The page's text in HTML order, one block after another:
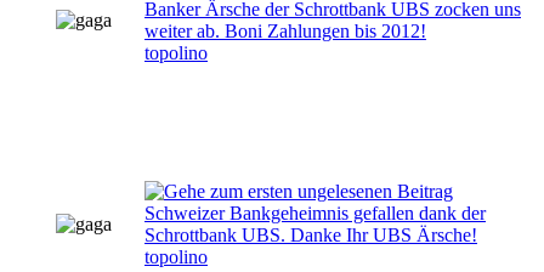
Banker Ärsche der Schrottbank UBS zocken uns
weiter ab. Boni Zahlungen bis 2012!
topolino
Schweizer Bankgeheimnis gefallen dank der
Schrottbank UBS. Danke Ihr UBS Ärsche!
topolino